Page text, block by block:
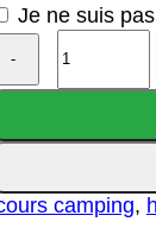
Je ne suis
de
Shotgun
12
Spare
Tire
camping,